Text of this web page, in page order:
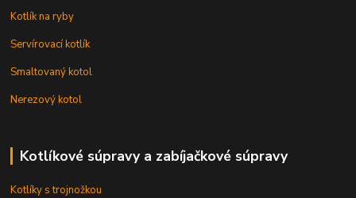
Kotlík na ryby
Servírovací kotlík
Smaltovaný kotol
Nerezový kotol
Kotlíkové súpravy a zabíjačkové súpravy
Kotlíky s trojnožkou